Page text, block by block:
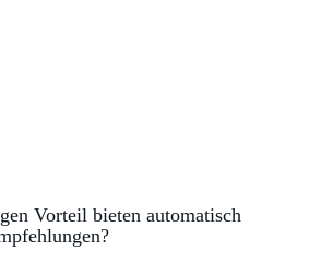
Vorteil bieten automatisch